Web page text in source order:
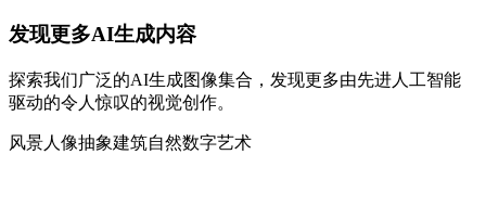
发现更多AI生成内容
探索我们广泛的AI生成图像集合，发现更多由先进人工智能
驱动的令人惊叹的视觉创作。
风景人像抽象建筑自然数字艺术